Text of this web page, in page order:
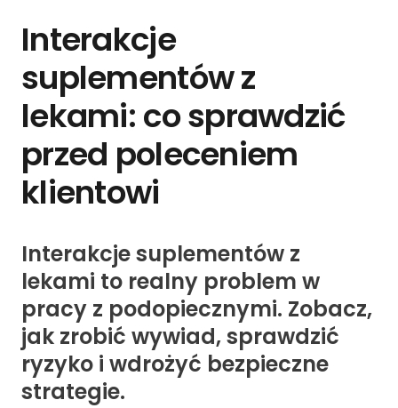
Interakcje
suplementów z
lekami: co sprawdzić
przed poleceniem
klientowi
Interakcje suplementów z
lekami to realny problem w
pracy z podopiecznymi. Zobacz,
jak zrobić wywiad, sprawdzić
ryzyko i wdrożyć bezpieczne
strategie.